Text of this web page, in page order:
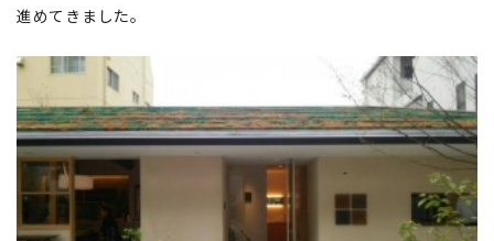
進めてきました。